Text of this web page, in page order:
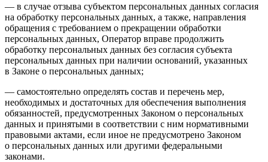
— в случае отзыва субъектом персональных данных согласия
на обработку персональных данных, а также, направления
обращения с требованием о прекращении обработки
персональных данных, Оператор вправе продолжить
обработку персональных данных без согласия субъекта
персональных данных при наличии оснований, указанных
в Законе о персональных данных;
— самостоятельно определять состав и перечень мер,
необходимых и достаточных для обеспечения выполнения
обязанностей, предусмотренных Законом о персональных
данных и принятыми в соответствии с ним нормативными
правовыми актами, если иное не предусмотрено Законом
о персональных данных или другими федеральными
законами.